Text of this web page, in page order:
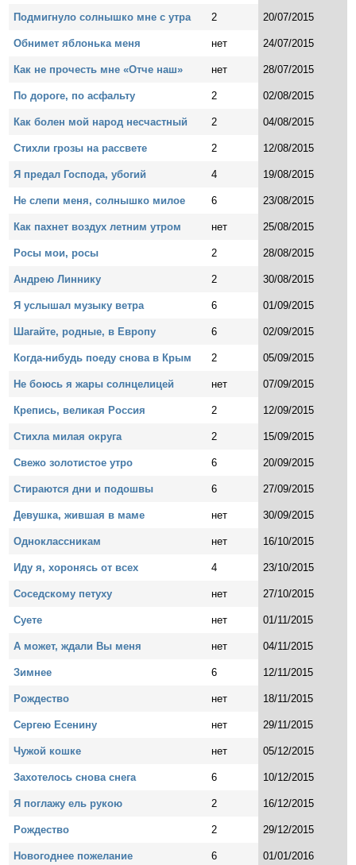
Подмигнуло солнышко мне с утра 2 20/07/2015
Обнимет яблонька меня нет 24/07/2015
Как не прочесть мне «Отче наш» нет 28/07/2015
По дороге, по асфальту 2 02/08/2015
Как болен мой народ несчастный 2 04/08/2015
Стихли грозы на рассвете 2 12/08/2015
Я предал Господа, убогий 4 19/08/2015
Не слепи меня, солнышко милое 6 23/08/2015
Как пахнет воздух летним утром нет 25/08/2015
Росы мои, росы 2 28/08/2015
Андрею Линнику 2 30/08/2015
Я услышал музыку ветра 6 01/09/2015
Шагайте, родные, в Европу 6 02/09/2015
Когда-нибудь поеду снова в Крым 2 05/09/2015
Не боюсь я жары солнцелицей нет 07/09/2015
Крепись, великая Россия 2 12/09/2015
Стихла милая округа 2 15/09/2015
Свежо золотистое утро 6 20/09/2015
Стираются дни и подошвы 6 27/09/2015
Девушка, жившая в маме нет 30/09/2015
Одноклассникам нет 16/10/2015
Иду я, хоронясь от всех 4 23/10/2015
Соседскому петуху нет 27/10/2015
Суете нет 01/11/2015
А может, ждали Вы меня нет 04/11/2015
Зимнее 6 12/11/2015
Рождество нет 18/11/2015
Сергею Есенину нет 29/11/2015
Чужой кошке нет 05/12/2015
Захотелось снова снега 6 10/12/2015
Я поглажу ель рукою 2 16/12/2015
Рождество 2 29/12/2015
Новогоднее пожелание 6 01/01/2016